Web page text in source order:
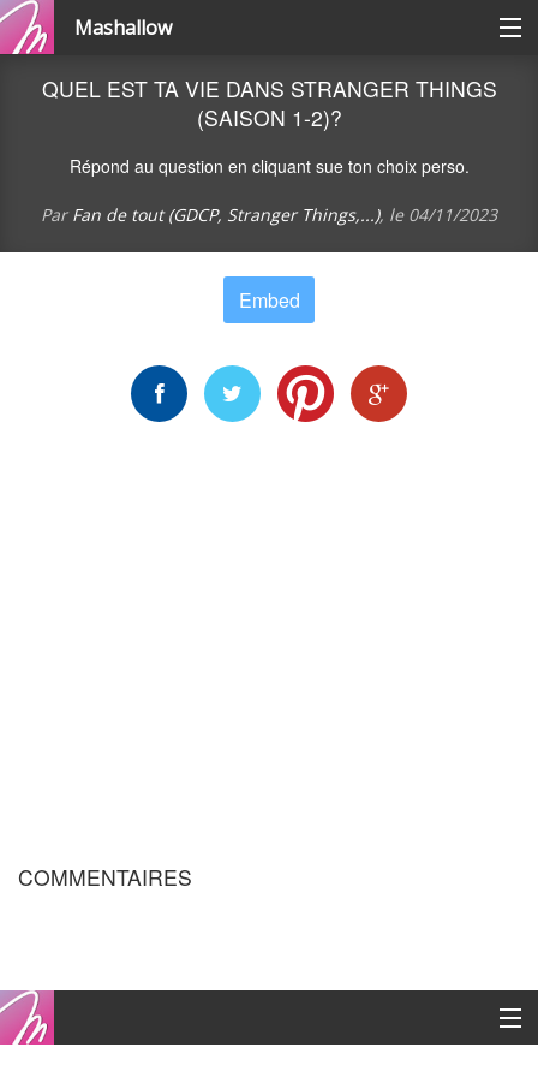
Mashallow
Catégories
Créer une battle
Créer un quizz
QUEL EST TA VIE DANS STRANGER THINGS
(SAISON 1-2)?
Répond au question en cliquant sue ton choix perso.
Par Fan de tout (GDCP, Stranger Things,...), le 04/11/2023
Embed
COMMENTAIRES